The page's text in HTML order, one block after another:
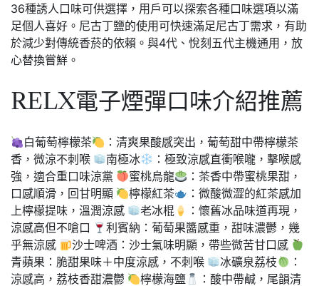
36種誘人口味可供選擇，用戶可以探索各種口味選項以滿
足個人喜好。尼古丁鹽的使用可快速滿足尼古丁需求，有助
於減少對傳統香菸的依賴。與4代、悅刻五代主機通用，放
心替換嘗鮮。
RELX電子煙彈口味介紹推薦
白葡萄檸檬茶
：清爽果酸感突出，葡萄甜中帶檸檬茶
香，微涼不刺喉
南極冰
：極致涼感直衝喉嚨，擊喉感
強，適合重口味涼黨
蜜桃烏龍
：茶香中帶蜜桃果甜，
口感順滑，回甘明顯
檸檬紅茶
：微酸微澀的紅茶感加
上檸檬提味，溫潤涼感
老冰棍
：懷舊冰品味道再現，
涼感高但不嗆口
利賓納：葡萄果醬感重，甜味濃鬱，幾
乎無涼感
沙士啤酒：沙士氣味明顯，帶些微苦甘口感
青蘋果：脆甜果味＋中度涼感，不刺喉
冰礦泉荔枝
：
涼感高，荔枝香甜濃鬱
檸檬海鹽
：酸中帶鹹，尾韻清